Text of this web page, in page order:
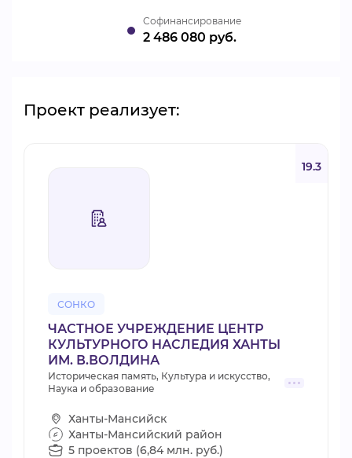
Cофинансирование
2 486 080 руб.
Проект реализует:
СОНКО
19.3
ЧАСТНОЕ УЧРЕЖДЕНИЕ ЦЕНТР
КУЛЬТУРНОГО НАСЛЕДИЯ ХАНТЫ
ИМ. В.ВОЛДИНА
Историческая память, Культура и искусство,
Наука и образование
Ханты-Мансийск
Ханты-Мансийский район
5 проектов (6,84 млн. руб.)